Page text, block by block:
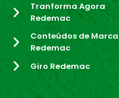
Tranforma Agora
Redemac
Conteúdos de Marca
Redemac
Giro Redemac